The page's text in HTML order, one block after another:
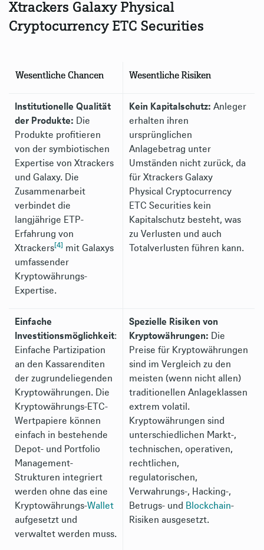
Xtrackers Galaxy Physical
Cryptocurrency ETC Securities
Wesentliche Chancen Wesentliche Risiken
Institutionelle Qualität
der Produkte:
Die
Produkte profitieren
von der symbiotischen
Expertise von Xtrackers
und Galaxy. Die
Zusammenarbeit
verbindet die
langjährige ETP-
Erfahrung von
Xtrackers[4] mit Galaxys
umfassender
Kryptowährungs-
Expertise.
Kein Kapitalschutz: Anleger
erhalten ihren
ursprünglichen
Anlagebetrag unter
Umständen nicht zurück, da
für Xtrackers Galaxy
Physical Cryptocurrency
ETC Securities kein
Kapitalschutz besteht, was
zu Verlusten und auch
Totalverlusten führen kann.
Einfache
Investitionsmöglichkeit:
Einfache Partizipation
an den Kassarenditen
der zugrundeliegenden
Kryptowährungen. Die
Kryptowährungs-ETC-
Wertpapiere können
einfach in bestehende
Depot- und Portfolio
Management-
Strukturen integriert
werden ohne das eine
Kryptowährungs-Wallet
aufgesetzt und
verwaltet werden muss.
Spezielle Risiken von
Kryptowährungen:
Die
Preise für Kryptowährungen
sind im Vergleich zu den
meisten (wenn nicht allen)
traditionellen Anlageklassen
extrem volatil.
Kryptowährungen sind
unterschiedlichen Markt-,
technischen, operativen,
rechtlichen,
regulatorischen,
Verwahrungs-, Hacking-,
Betrugs- und Blockchain-
Risiken ausgesetzt.